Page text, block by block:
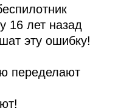
16 лет назад
эту ошибку!
переделают